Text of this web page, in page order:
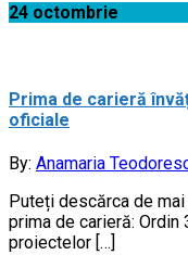
24 octombrie
Prima de carieră
oficiale
By: Anamaria
Puteți descărca de
prima de carieră:
proiectelor […]